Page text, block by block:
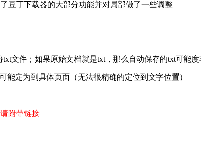
豆丁下载器的大部分功能并对局部做了一些调整
文件；如果原始文档就是txt，那么自动保存的txt可能度
能定为到具体页面（无法很精确的定位到文字位置）
附带链接